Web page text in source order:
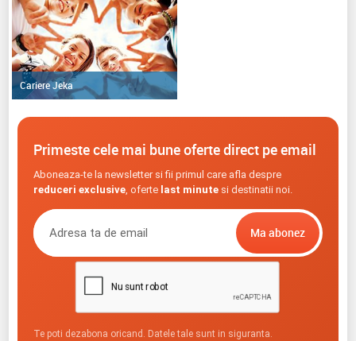
Cariere Jeka
Primeste cele mai bune oferte direct pe email
Aboneaza-te la newsletter si fii primul care afla despre
reduceri exclusive, oferte last minutesi destinatii noi.
Te poti dezabona oricand. Datele tale sunt in siguranta.